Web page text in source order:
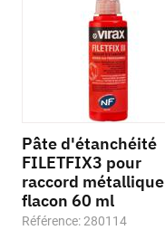
Pâte d'étanchéité
FILETFIX3 pour
raccord métallique
flacon 60 ml
Référence: 280114